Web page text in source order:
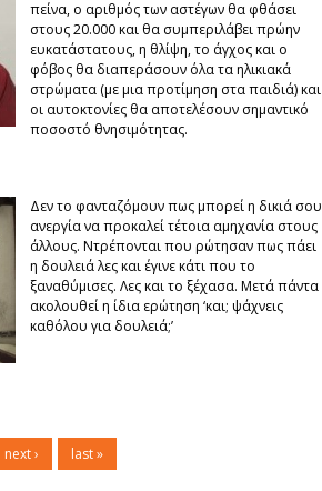
πείνα, ο αριθμός των αστέγων θα φθάσει
στους 20.000 και θα συμπεριλάβει πρώην
ευκατάστατους, η θλίψη, το άγχος και ο
φόβος θα διαπεράσουν όλα τα ηλικιακά
στρώματα (με μια προτίμηση στα παιδιά) και
οι αυτοκτονίες θα αποτελέσουν σημαντικό
ποσοστό θνησιμότητας.
Δεν το φανταζόμουν πως μπορεί η δικιά σου
ανεργία να προκαλεί τέτοια αμηχανία στους
άλλους. Ντρέπονται που ρώτησαν πως πάει
η δουλειά λες και έγινε κάτι που το
ξαναθύμισες. Λες και το ξέχασα. Μετά πάντα
ακολουθεί η ίδια ερώτηση ‘και; ψάχνεις
καθόλου για δουλειά;’
next › last »